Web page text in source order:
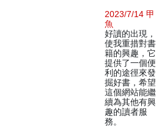
2023/7/14 甲
魚
好讀的出現，
使我重措對書
籍的興趣，它
提供了一個便
利的途徑來發
掘好書，希望
這個網站能繼
續為其他有興
趣的讀者服
務。